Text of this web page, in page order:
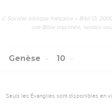
© Société biblique française – Bibli’O,
une Bible imprimée, rendez-
Genèse 10
Seuls les Évangiles sont disponibles en